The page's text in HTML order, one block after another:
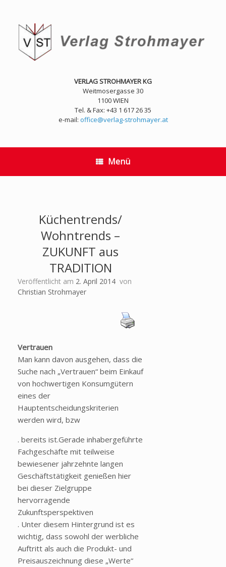
springen
VERLAG STROHMAYER KG
Weitmosergasse 30
1100 WIEN
Tel. & Fax: +43 1 617 26 35
e-mail: office@verlag-strohmayer.at
Menü
Küchentrends/
Wohntrends –
ZUKUNFT aus
TRADITION
Veröffentlicht am 2. April 2014 von
Christian Strohmayer
Vertrauen
Man kann davon ausgehen, dass die
Suche nach „Vertrauen“ beim Einkauf
von hochwertigen Konsumgütern
eines der
Hauptentscheidungskriterien
werden wird, bzw
. bereits ist.Gerade inhabergeführte
Fachgeschäfte mit teilweise
bewiesener jahrzehnte langen
Geschäftstätigkeit genießen hier
bei dieser Zielgruppe
hervorragende
Zukunftsperspektiven
. Unter diesem Hintergrund ist es
wichtig, dass sowohl der werbliche
Auftritt als auch die Produkt- und
Preisauszeichnung diese „Werte“